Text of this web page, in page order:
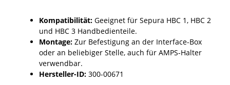
Kompatibilität: Geeignet für Sepura HBC 1, HBC 2
und HBC 3 Handbedienteile.
Montage: Zur Befestigung an der Interface-Box
oder an beliebiger Stelle, auch für AMPS-Halter
verwendbar.
Hersteller-ID: 300-00671